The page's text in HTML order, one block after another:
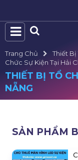
Trang Chủ Thiết Bị
Chức Sự Kiện Tại Hải
THIẾT BỊ TỔ
NẴNG
SẢN PHẨM